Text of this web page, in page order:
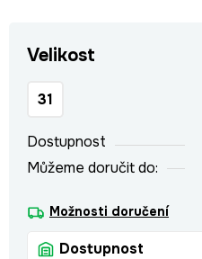
Velikost
31
Dostupnost
Můžeme doručit do:
Možnosti doručení
Dostupnost